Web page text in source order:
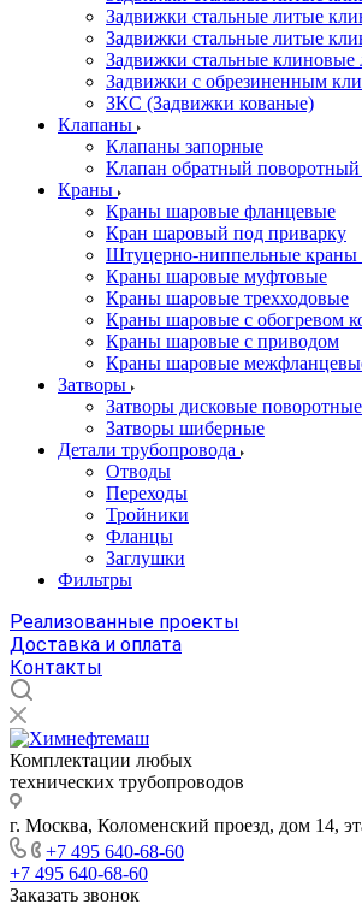
Задвижки стальные литые
Задвижки стальные литые
Задвижки стальные
Задвижки с обрезиненным
ЗКС (Задвижки кованые)
Клапаны
Клапаны запорные
Клапан обратный поворотный
Краны
Краны шаровые фланцевые
Кран шаровый под приварку
Штуцерно-ниппельные краны
Краны шаровые муфтовые
Краны шаровые трехходовые
Краны шаровые с обогревом
Краны шаровые с приводом
Краны шаровые
Затворы
Затворы дисковые поворотные
Затворы шиберные
Детали трубопровода
Отводы
Переходы
Тройники
Фланцы
Заглушки
Фильтры
Реализованные проекты
Доставка и оплата
Контакты
Комплектации любых
технических трубопроводов
г. Москва, Коломенский проезд, дом 14,
+7 495 640-68-60
+7 495 640-68-60
Заказать звонок